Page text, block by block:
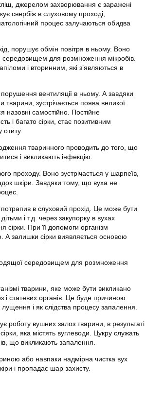
джерелом захворювання є заражені
свербіж в слуховому проході,
процес залучаються обидва
порушує обмін повітря в ньому. Воно
для розмноження мікробів.
і вторинним, які з’являються в
вентиляції в ньому. А завдяки
зустрічається поява великої
назовні самостійно. Постійне
і багато сірки, стає позитивним
тваринного проводить до того, що
і викликають інфекцію.
проходу. Воно зустрічається у шарпеїв,
шкіри. Завдяки тому, що вуха не
в слуховий прохід. Це може бути
і т.д. через закупорку в вухах
сірки. При її допомоги організм
А залишки сірки виявляється основою
середовищем для розмноження
тварини, яке може бути викликано
статевих органів. Це буде причиною
і як слідства процесу запалення.
роботу вушних залоз тварини, в результаті
яка містять вуглеводи. Цукру служать
що викликають запалення.
або навпаки надмірна чистка вух
і пропадає шар захисту.